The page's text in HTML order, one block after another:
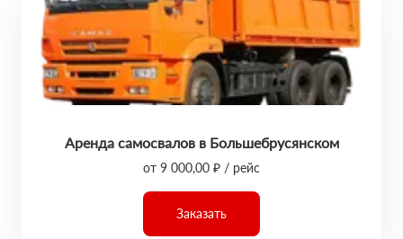
Аренда самосвалов в Большебрусянском
от 9 000,00 ₽ / рейс
Заказать